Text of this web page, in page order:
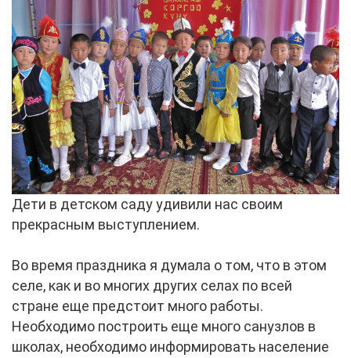
Дети в детском саду удивили нас своим
прекрасным выступлением.
Во время праздника я думала о том, что в этом
селе, как и во многих других селах по всей
стране еще предстоит много работы.
Необходимо построить еще много санузлов в
школах, необходимо информировать население